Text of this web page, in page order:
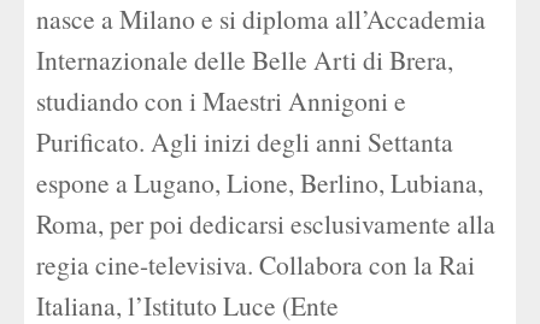
nasce a Milano e si diploma all’Accademia
Internazionale delle Belle Arti di Brera,
studiando con i Maestri Annigoni e
Purificato. Agli inizi degli anni Settanta
espone a Lugano, Lione, Berlino, Lubiana,
Roma, per poi dedicarsi esclusivamente alla
regia cine-televisiva. Collabora con la Rai
Italiana, l’Istituto Luce (Ente